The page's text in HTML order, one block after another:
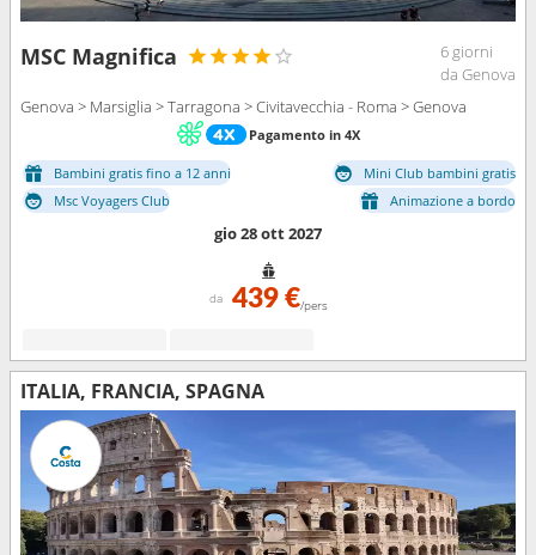
MSC Magnifica
6 giorni
da Genova
Genova > Marsiglia > Tarragona > Civitavecchia - Roma > Genova
Pagamento in 4X
Bambini gratis fino a 12 anni
Mini Club bambini gratis
Msc Voyagers Club
Animazione a bordo
gio 28 ott 2027
da 439 €/pers
ITALIA, FRANCIA, SPAGNA